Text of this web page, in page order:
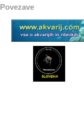
Povezave